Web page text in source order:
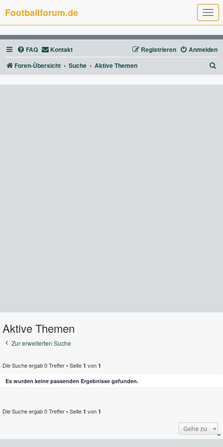
T
o
g
g
l
e
n
a
g
Footballforum.de
FAQ Kontakt Anmelden
Registrieren
Foren-Übersicht
Suche Aktive Themen
u
Aktive Themen
Zur erweiterten Suche
Die Suche ergab 0 Treffer • Seite 1 von 1
Es wurden keine passenden Ergebnisse gefunden.
Die Suche ergab 0 Treffer • Seite 1 von 1
Gehe zu